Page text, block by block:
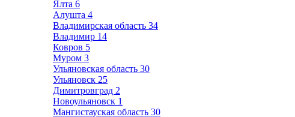
Ялта 6
Алушта 4
Владимирская область 34
Владимир 14
Ковров 5
Муром 3
Ульяновская область 30
Ульяновск 25
Димитровград 2
Новоульяновск 1
Мангистауская область 30